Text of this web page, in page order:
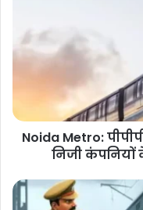
मॉडल
पर
स्टेशन,
निजी
सहयोग
से
Noida Metro:
निजी कंपनियों
Noida
Crime: